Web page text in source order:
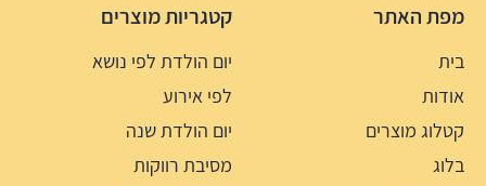
מפת האתר
בית
אודות
קטלוג מוצרים
בלוג
קטגריות מוצרים
יום הולדת לפי נושא
לפי אירוע
יום הולדת שנה
מסיבת רווקות